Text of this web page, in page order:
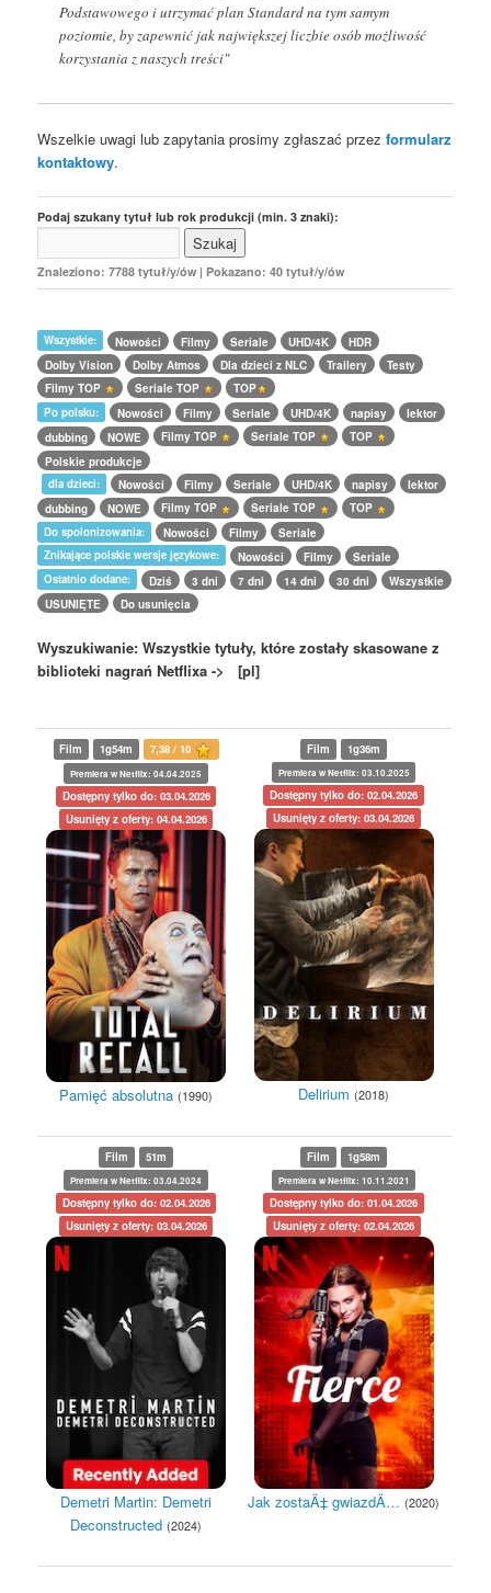
Podstawowego i utrzymać plan Standard na tym samym
poziomie, by zapewnić jak największej liczbie osób możliwość
korzystania z naszych treści"
Wszelkie uwagi lub zapytania prosimy zgłaszać przezformularz
kontaktowy.
Podaj szukany tytuł lub rok produkcji (min. 3 znaki):
Znaleziono: 7788 tytuł/y/ów | Pokazano: 40 tytuł/y/ów
Wszystkie: Nowości Filmy Seriale UHD/4K
HDR
Dolby Vision
Dolby Atmos Dla dzieci z NLC Trailery
Testy
Filmy TOP
Seriale TOP
TOP
Po polsku:
Nowości Filmy Seriale UHD/4K napisy
lektor
dubbing
NOWE Filmy TOP Seriale TOP
TOP
Polskie produkcje
dla dzieci:
Nowości Filmy Seriale UHD/4K napisy
lektor
dubbing
NOWE Filmy TOP Seriale TOP
TOP
Do spolonizowania:
Nowości Filmy
Seriale
Znikające polskie wersje językowe:
Nowości Filmy
Seriale
Ostatnio dodane:
Dziś 3 dni 7 dni 14 dni 30 dni
Wszystkie
USUNIĘTE
Do usunięcia
Wyszukiwanie: Wszystkie tytuły, które zostały skasowane z
biblioteki nagrań Netflixa -> [pl]
Film 1g54m 7,38 / 10
Premiera w Netflix: 04.04.2025
Dostępny tylko do: 03.04.2026
Usunięty z oferty: 04.04.2026
Pamięć absolutna (1990)
Film 1g36m
Premiera w Netflix: 03.10.2025
Dostępny tylko do: 02.04.2026
Usunięty z oferty: 03.04.2026
Delirium (2018)
Film 51m
Premiera w Netflix: 03.04.2024
Dostępny tylko do: 02.04.2026
Usunięty z oferty: 03.04.2026
Demetri Martin: Demetri
Deconstructed (2024)
Film 1g58m
Premiera w Netflix: 10.11.2021
Dostępny tylko do: 01.04.2026
Usunięty z oferty: 02.04.2026
Jak zostaÄ‡ gwiazdÄ… (2020)